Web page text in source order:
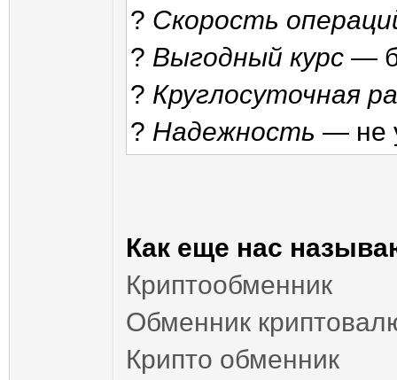
? Скорость
? Выгодный курс —
? Круглосуточная
? Надежность — не
Как еще нас
Криптообменник
Обменник
Крипто обменник